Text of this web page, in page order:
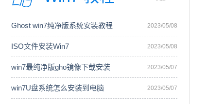
Ghost win7纯净版系统安装教程 2023/05/08
ISO文件安装Win7 2023/05/08
win7最纯净版gho镜像下载安装 2023/05/07
win7U盘系统怎么安装到电脑 2023/05/07